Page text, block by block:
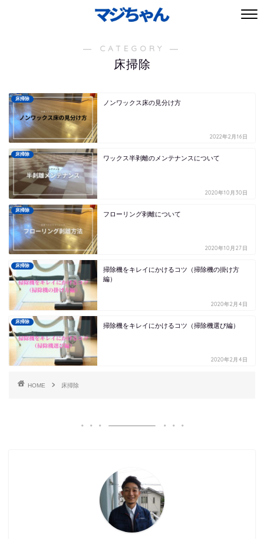
― CATEGORY ―
床掃除
床掃除
ノンワックス床の見分け方
2022年2月16日
床掃除
ワックス半剥離のメンテナンスについて
2020年10月30日
床掃除
フローリング剥離について
2020年10月27日
床掃除
掃除機をキレイにかけるコツ（掃除機の掛け方
編）
2020年2月4日
床掃除
掃除機をキレイにかけるコツ（掃除機選び編）
2020年2月4日
HOME 床掃除